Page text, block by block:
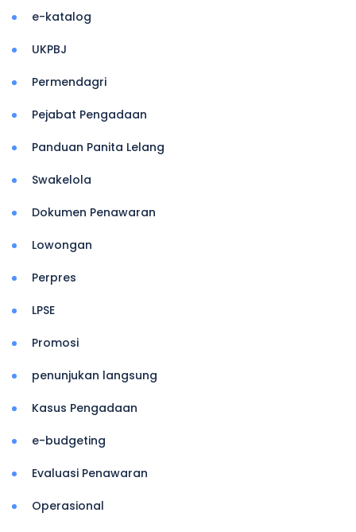
e-katalog
UKPBJ
Permendagri
Pejabat Pengadaan
Panduan Panita Lelang
Swakelola
Dokumen Penawaran
Lowongan
Perpres
LPSE
Promosi
penunjukan langsung
Kasus Pengadaan
e-budgeting
Evaluasi Penawaran
Operasional